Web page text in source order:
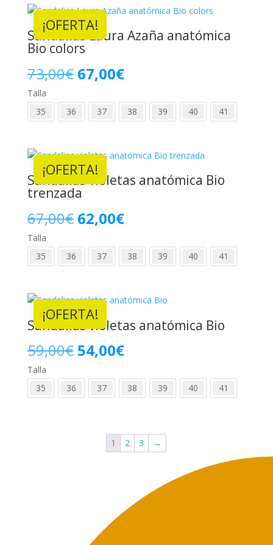
49,99€.
45,00€.
¡OFERTA!
Sandalias Laura Azaña anatómica
Bio colors
73,00€ El
precio
original
73,00€.
67,00€El
precio
actual
67,00€.
Talla
35
36 37 38 39 40 41
¡OFERTA!
Sandalias violetas anatómica Bio
trenzada
67,00€ El
precio
original
67,00€.
62,00€El
precio
actual
62,00€.
Talla
35
36 37 38 39 40 41
¡OFERTA!
Sandalias violetas anatómica Bio
59,00€ El
precio
original
59,00€.
54,00€El
precio
actual
54,00€.
Talla
35
36 37 38 39 40 41
1 2 3 →